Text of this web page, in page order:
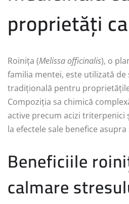
proprietăți
Roinița (Melissa officinalis), o
familia mentei, este utilizată de
tradițională pentru
Compoziția sa chimică
active precum acizi triterpenici
la efectele sale benefice
Beneficiile
calmare